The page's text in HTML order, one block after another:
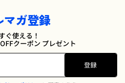
マガ登録
ぐ使える！
クーポン プレゼント
登録